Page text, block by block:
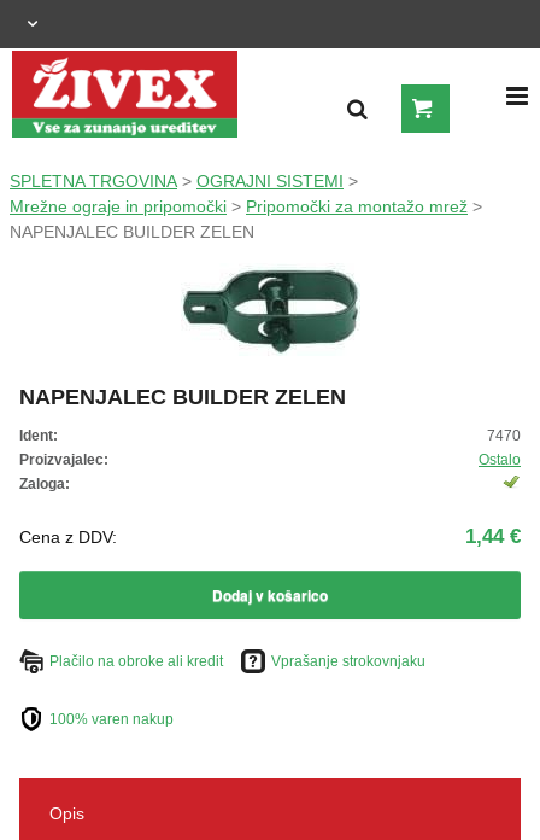
OGRAJNI SISTEMI
ZUNANJA UREDITEV
GRADNJA
ŠIROKA POTROŠNJA
SPLETNA TRGOVINA > OGRAJNI SISTEMI >
Mrežne ograje in pripomočki > Pripomočki za montažo mrež >
NAPENJALEC BUILDER ZELEN
NAPENJALEC BUILDER ZELEN
Ident:
7470
Proizvajalec:
Ostalo
Zaloga:
Cena z DDV: 1,44 €
Dodaj v košarico
Plačilo na obroke ali kredit Vprašanje strokovnjaku
100% varen nakup
Opis